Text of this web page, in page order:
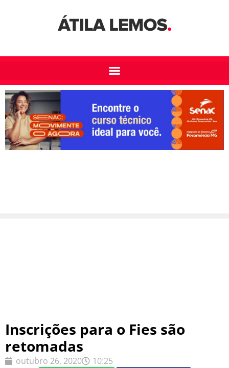
Inscrições para o Fies são
retomadas
outubro 26, 2020 10:25